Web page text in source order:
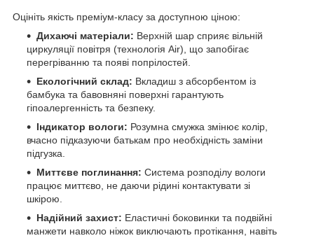
Оцініть якість преміум-класу за доступною ціною:
Дихаючі матеріали: Верхній шар сприяє вільній
циркуляції повітря (технологія Air), що запобігає
перегріванню та появі попрілостей.
Екологічний склад: Вкладиш з абсорбентом із
бамбука та бавовняні поверхні гарантують
гіпоалергенність та безпеку.
Індикатор вологи: Розумна смужка змінює колір,
вчасно підказуючи батькам про необхідність заміни
підгузка.
Миттєве поглинання: Система розподілу вологи
працює миттєво, не даючи рідині контактувати зі
шкірою.
Надійний захист: Еластичні боковинки та подвійні
манжети навколо ніжок виключають протікання, навіть